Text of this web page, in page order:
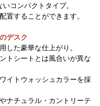
コンパクトタイプ。
置することができます。
デスク
した豪華な仕上がり。
トシートとは風合いが異な
イトウォッシュカラーを採
ナチュラル・カントリーテ